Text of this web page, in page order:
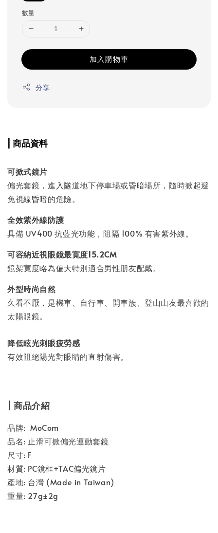
數量
加入購物車
分享
| 商品資料
可掀式鏡片
偏光套鏡，進入隧道地下停車場或昏暗場所，隨時掀起避
免視線昏暗的危險。
全效紫外線防護
具備 UV400 抗藍光功能，阻隔 100% 有害紫外線。
可容納近視眼鏡最寛度15.2CM
鏡架寛度略為偏大特別適合男性朋友配戴。
外型時尚自然
久看不厭，是機車、自行車、開車族、登山山友最喜歡的
太陽眼鏡。
降低眩光刺眼疲勞感
有效阻絕陽光對眼睛的直射傷害。
| 商品介紹
品牌: MoCom
品名: 止滑可掀偏光運動套鏡
尺寸: F
材質: PC鏡框+TAC偏光鏡片
產地: 台灣 (Made in Taiwan)
重量: 27g±2g